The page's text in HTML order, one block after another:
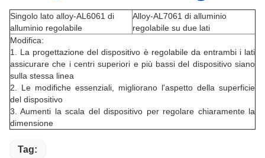
Singolo lato alloy-AL6061 di
alluminio regolabile
Alloy-AL7061 di alluminio
regolabile su due lati
Modifica:
1. La progettazione del dispositivo è regolabile da entrambi i lati
assicurare che i centri superiori e più bassi del dispositivo siano
sulla stessa linea
2. Le modifiche essenziali, migliorano l'aspetto della superficie
del dispositivo
3. Aumenti la scala del dispositivo per regolare chiaramente la
dimensione
Tag: